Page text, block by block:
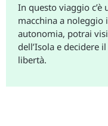
In questo viaggio c’è
macchina a noleggio
autonomia, potrai
dell’Isola e decidere
libertà.